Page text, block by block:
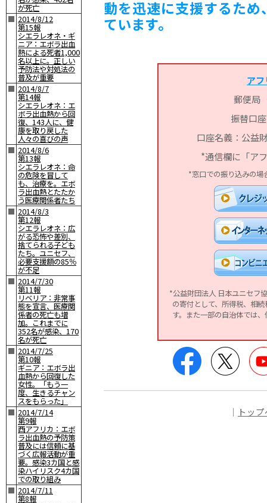
が死亡
■ 2014/8/12
第15報
シエラレオネ・ギ
ニア：エボラ出血
熱による死者1,000
名以上に。正しい
予防法や対処法の
普及が重要
■ 2014/8/7
第14報
シエラレオネ：エ
ボラ出血熱から回
復、143人に、健
康を取り戻した
人々の喜びの声
■ 2014/8/6
第13報
シエラレオネ：命
の危険を冒して
も、治療を。エボ
ラ出血熱とたたか
う医療関係者たち
■ 2014/8/3
第12報
シエラレオネ：広
がる恐怖や差別、
捨てられる子ども
たち。ユニセフ、
必要支援額の85％
が不足
■ 2014/7/30
第11報
リベリア：非常事
態を宣言、医療関
係者の死亡も増
加。これまでに
352名が感染、170
名が死亡
■ 2014/7/25
第10報
ギニア：エボラ出
血熱から回復した
女性。「もう一
度、生きるチャン
スをもらった」
■ 2014/7/14
第9報
西アフリカ：エボ
ラ出血熱の予防策
普及には信頼に基
づく広報活動が重
要。感染3カ国と感
染ハイリスク4カ国
での取り組み
■ 2014/7/11
第8報
動を迅速に支援するた
ています。
ア
郵便局
振替口
口座名義：公益
*通信欄に「ア
*窓口での振り込みの場
*公益財団法人 日本ユニセフ
の寄付として、所得税、相
す。また一部の自治体では
Facebook Twitter
｜ トッ